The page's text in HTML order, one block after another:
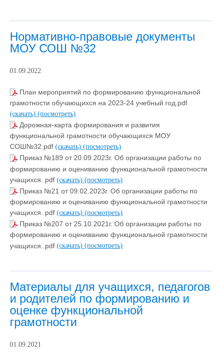
Нормативно-правовые документы
МОУ СОШ №32
01.09.2022
План мероприятий по формированию функциональной
грамотности обучающихся на 2023-24 учебный год.pdf
(скачать) (посмотреть)
Дорожная-карта формирования и развития
функциональной грамотности обучающихся МОУ
СОШ№32.pdf (скачать) (посмотреть)
Приказ №189 от 20.09.2023г. Об организации работы по
формированию и оцениванию функциональной грамотности
учащихся..pdf (скачать) (посмотреть)
Приказ №21 от 09.02.2023г. Об организации работы по
формированию и оцениванию функциональной грамотности
учащихся..pdf (скачать) (посмотреть)
Приказ №207 от 25.10.2021г. Об организации работы по
формированию и оцениванию функциональной грамотности
учащихся..pdf (скачать) (посмотреть)
Материалы для учащихся, педагогов
и родителей по формированию и
оценке функциональной
грамотности
01.09.2021